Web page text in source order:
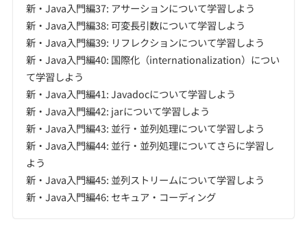
新・Java入門編37: アサーションについて学習しよう
新・Java入門編38: 可変長引数について学習しよう
新・Java入門編39: リフレクションについて学習しよう
新・Java入門編40: 国際化（internationalization）につい
て学習しよう
新・Java入門編41: Javadocについて学習しよう
新・Java入門編42: jarについて学習しよう
新・Java入門編43: 並行・並列処理について学習しよう
新・Java入門編44: 並行・並列処理についてさらに学習し
よう
新・Java入門編45: 並列ストリームについて学習しよう
新・Java入門編46: セキュア・コーディング